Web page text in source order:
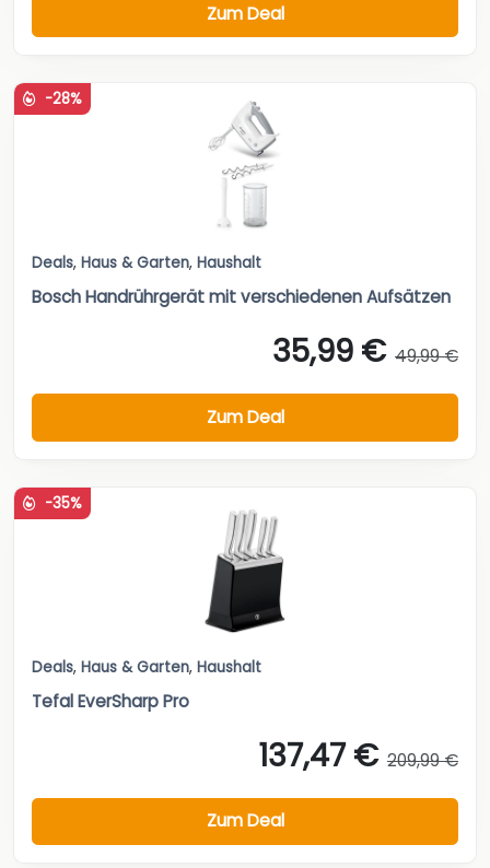
Zum Deal
-28%
Deals, Haus & Garten, Haushalt
Bosch Handrührgerät mit verschiedenen Aufsätzen
35,99 € 49,99 €
Zum Deal
-35%
Deals, Haus & Garten, Haushalt
Tefal EverSharp Pro
137,47 € 209,99 €
Zum Deal